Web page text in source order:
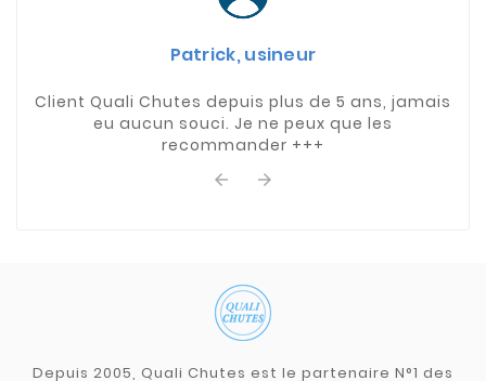
Patrick, usineur
Client Quali Chutes depuis plus de 5 ans, jamais
eu aucun souci. Je ne peux que les
recommander +++
 
Depuis 2005, Quali Chutes est le partenaire N°1 des